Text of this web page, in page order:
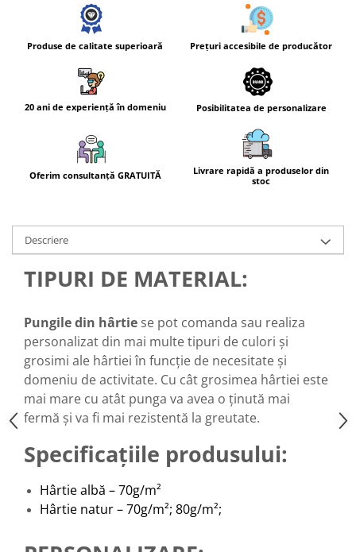
Produse de calitate superioară Prețuri accesibile de producător
20 ani de experiență în domeniu Posibilitatea de personalizare
Oferim consultanță GRATUITĂ
Livrare rapidă a produselor din
stoc
Descriere
TIPURI DE MATERIAL:
Pungile din hârtie se pot comanda sau realiza
personalizat din mai multe tipuri de culori și
grosimi ale hârtiei în funcție de necesitate și
domeniu de activitate. Cu cât grosimea hârtiei este
mai mare cu atât punga va avea o ținută mai
fermă și va fi mai rezistentă la greutate.
Specificațiile produsului:
Hârtie albă – 70g/m²
Hârtie natur – 70g/m²; 80g/m²;